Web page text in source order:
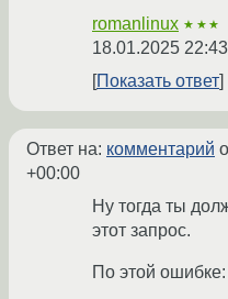
romanlinux ★★★
18.01.2025
Показать ответ
Ответ на: комментарий
+00:00
Ну тогда ты
этот запрос.
По этой ошибке: